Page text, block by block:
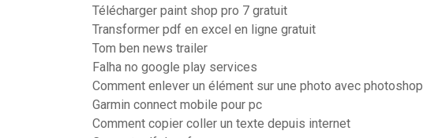
Télécharger paint shop pro 7 gratuit
Transformer pdf en excel en ligne gratuit
Tom ben news trailer
Falha no google play services
Comment enlever un élément sur une photo avec photoshop
Garmin connect mobile pour pc
Comment copier coller un texte depuis internet